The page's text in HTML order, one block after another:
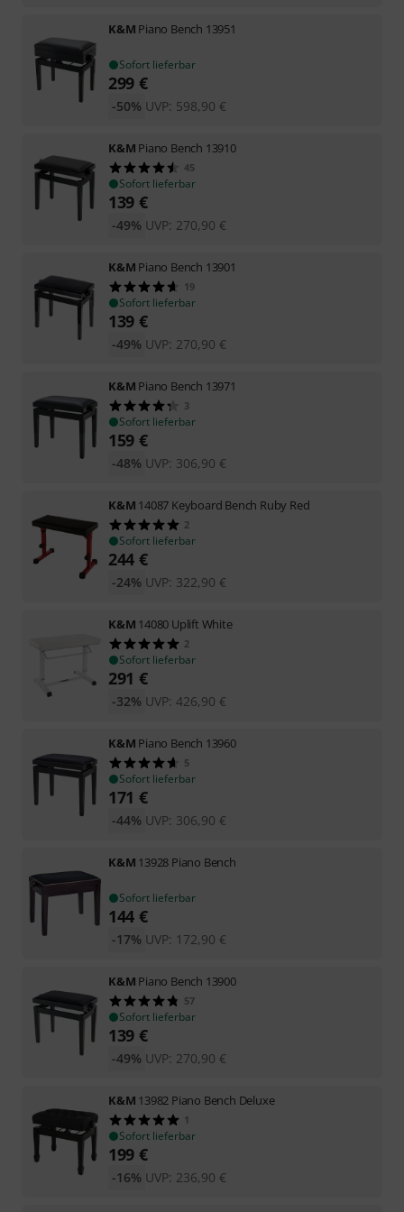
K&M Piano Bench 13951
Sofort lieferbar
299 €
UVP: 598,90 €
-50%
K&M Piano Bench 13910
45
Sofort lieferbar
139 €
UVP: 270,90 €
-49%
K&M Piano Bench 13901
19
Sofort lieferbar
139 €
UVP: 270,90 €
-49%
K&M Piano Bench 13971
3
Sofort lieferbar
159 €
UVP: 306,90 €
-48%
K&M 14087 Keyboard Bench Ruby Red
2
Sofort lieferbar
244 €
UVP: 322,90 €
-24%
K&M 14080 Uplift White
2
Sofort lieferbar
291 €
UVP: 426,90 €
-32%
K&M Piano Bench 13960
5
Sofort lieferbar
171 €
UVP: 306,90 €
-44%
K&M 13928 Piano Bench
Sofort lieferbar
144 €
UVP: 172,90 €
-17%
K&M Piano Bench 13900
57
Sofort lieferbar
139 €
UVP: 270,90 €
-49%
K&M 13982 Piano Bench Deluxe
1
Sofort lieferbar
199 €
UVP: 236,90 €
-16%